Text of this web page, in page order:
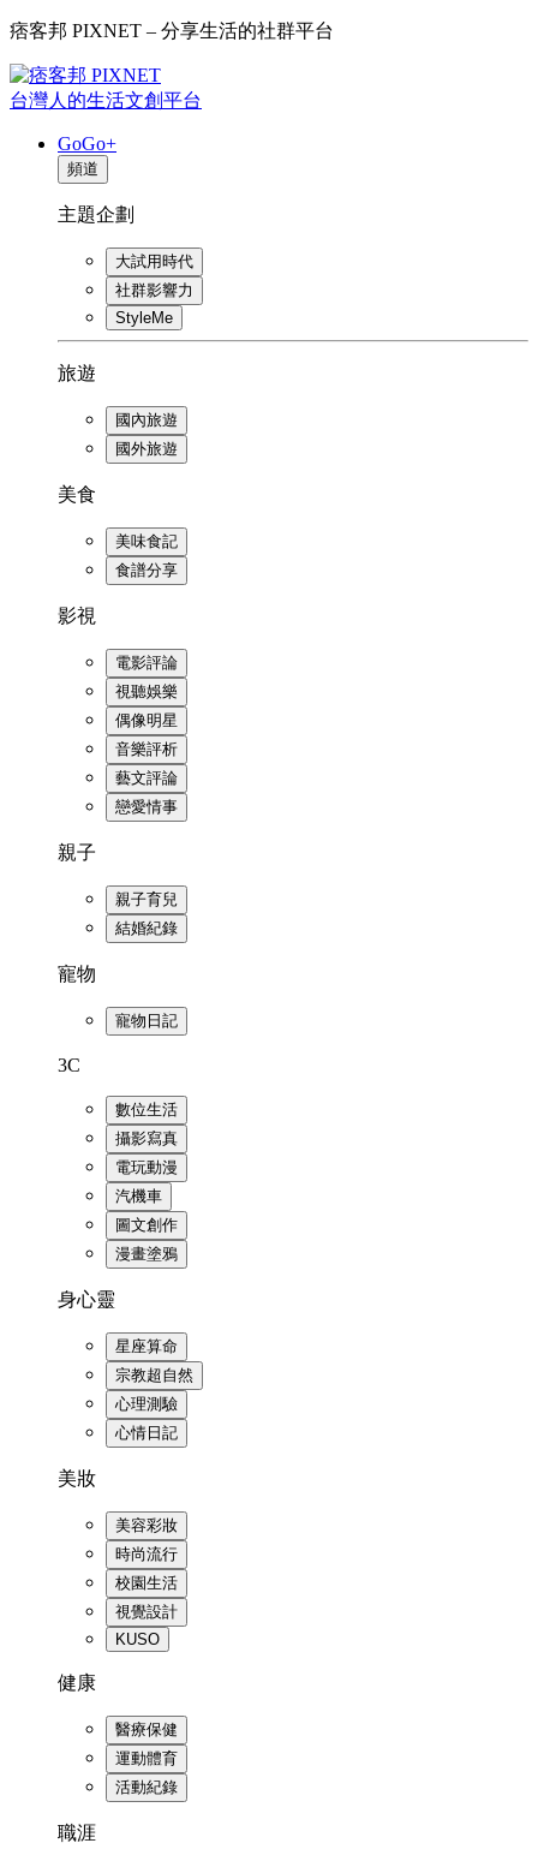
痞客邦 PIXNET – 分享生活的社群平台
台灣人的生活文創平台
GoGo+
頻道
主題企劃
大試用時代
社群影響力
StyleMe
旅遊
國內旅遊
國外旅遊
美食
美味食記
食譜分享
影視
電影評論
視聽娛樂
偶像明星
音樂評析
藝文評論
戀愛情事
親子
親子育兒
結婚紀錄
寵物
寵物日記
3C
數位生活
攝影寫真
電玩動漫
汽機車
圖文創作
漫畫塗鴉
身心靈
星座算命
宗教超自然
心理測驗
心情日記
美妝
美容彩妝
時尚流行
校園生活
視覺設計
KUSO
健康
醫療保健
運動體育
活動紀錄
職涯